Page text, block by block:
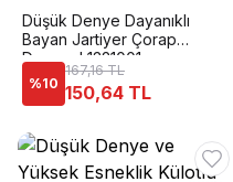
Düşük Denye Dayanıklı
Bayan Jartiyer Çorap
Daymod 1321001
%10
167,16 TL
150,64 TL